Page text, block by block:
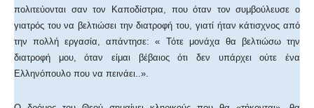
πολιτεύονται σαν τον Καποδίστρια, που όταν τον συμβούλευσε ο
γιατρός του να βελτιώσει την διατροφή του, γιατί ήταν κάτισχνος από
την πολλή εργασία, απάντησε: « Τότε μονάχα θα βελτιώσω την
διατροφή μου, όταν είμαι βέβαιος ότι δεν υπάρχει ούτε ένα
Ελληνόπουλο που να πεινάει..».